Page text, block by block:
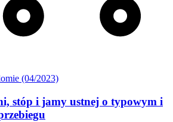
(04/2023)
stóp i jamy ustnej o typowym i